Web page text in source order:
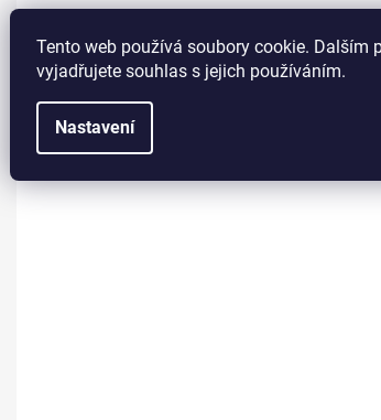
Tento web používá soubory cookie. Dalším
vyjadřujete souhlas s jejich používáním.
Nastavení